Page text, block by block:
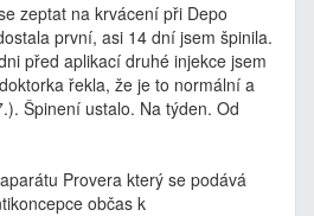
zeptat na krvácení při Depo
první, asi 14 dní jsem špinila.
před aplikací druhé injekce jsem
řekla, že je to normální a
Špinení ustalo. Na týden. Od
Provera který se podává
občas k